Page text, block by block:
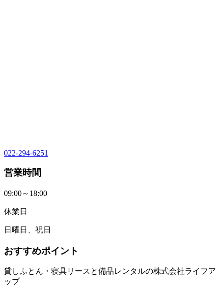
022-294-6251
営業時間
09:00～18:00
休業日
日曜日、祝日
おすすめポイント
貸しふとん・寝具リースと備品レンタルの株式会社ライフア
ップ